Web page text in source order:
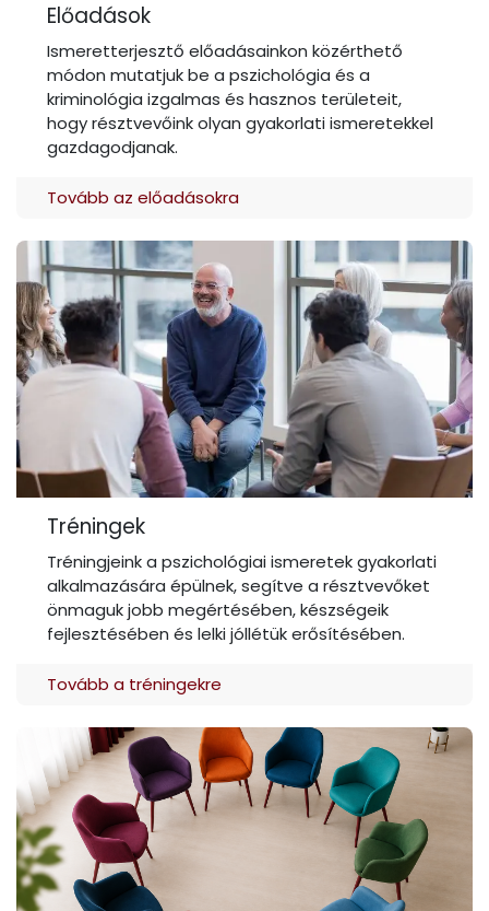
Előadások
Ismeretterjesztő előadásainkon közérthető
módon mutatjuk be a pszichológia és a
kriminológia izgalmas és hasznos területeit,
hogy résztvevőink olyan gyakorlati ismeretekkel
gazdagodjanak.
Tovább az előadásokra
Tréningek
Tréningjeink a pszichológiai ismeretek gyakorlati
alkalmazására épülnek, segítve a résztvevőket
önmaguk jobb megértésében, készségeik
fejlesztésében és lelki jóllétük erősítésében.
Tovább a tréningekre